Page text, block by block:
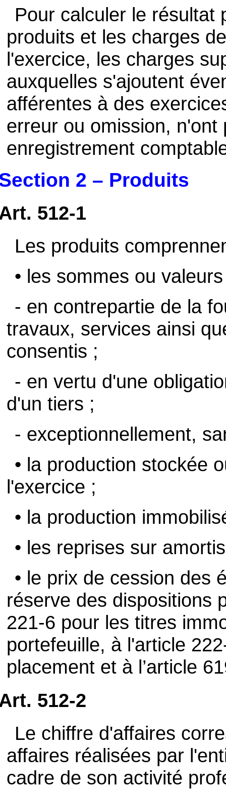
Pour calculer le résultat
produits et les charges
l'exercice, les charges
auxquelles s'ajoutent
afférentes à des
erreur ou omission,
enregistrement
2 – Produits
512-1
Les produits
• les sommes ou
- en contrepartie de la
travaux, services ainsi
consentis ;
- en vertu d'une
d'un tiers ;
- exceptionnellement,
• la production stockée
l'exercice ;
• la production
• les reprises sur
• le prix de cession des
réserve des dispositions
221-6 pour les titres
portefeuille, à l'article
placement et à l’article
512-2
Le chiffre d'affaires
affaires réalisées par
cadre de son activité